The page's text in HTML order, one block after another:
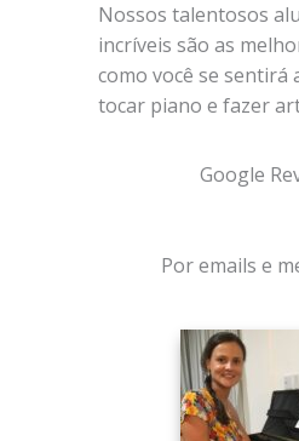
Nossos talentosos
incríveis são as
como você se sentirá
tocar piano e fazer
Google
Por emails e